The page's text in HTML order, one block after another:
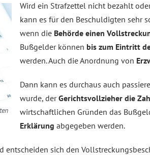
Wird ein Strafzettel nicht bezahlt
kann es für den Beschuldigten sehr
wenn die Behörde einen
Bußgelder können bis zum Eintritt
werden. Auch die Anordnung von
Dann kann es durchaus auch
wurde, derGerichtsvollzieher die
wirtschaftlichen Gründen das
Erklärung abgegeben werden.
entscheiden sich den